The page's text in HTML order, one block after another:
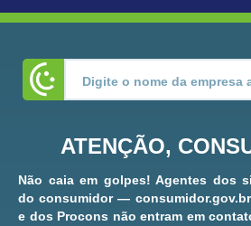
ATENÇÃO,
Não caia em golpes! Agentes dos
do consumidor —
e dos Procons não entram em